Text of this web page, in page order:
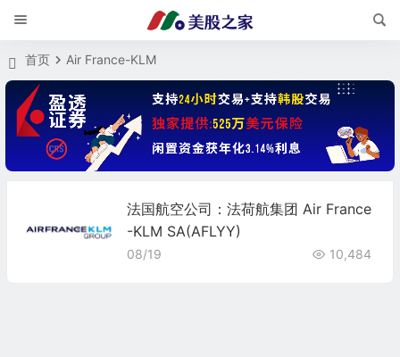
首页 Air France-KLM
法国航空公司：法荷航集团 Air France
-KLM SA(AFLYY)
08/19 10,484